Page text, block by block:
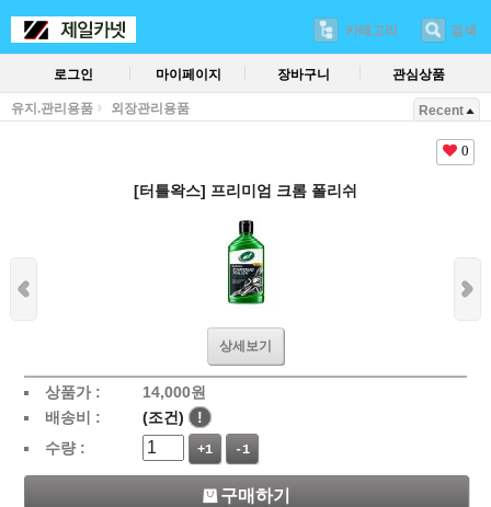
카테고리 검색
로그인 마이페이지 장바구니 관심상품
유지.관리용품 외장관리용품 Recent
0
[터틀왁스] 프리미엄 크롬 폴리쉬
상세보기
상품가 : 14,000원
배송비 :
(조건)
!
수량 :
+1 -1
구매하기